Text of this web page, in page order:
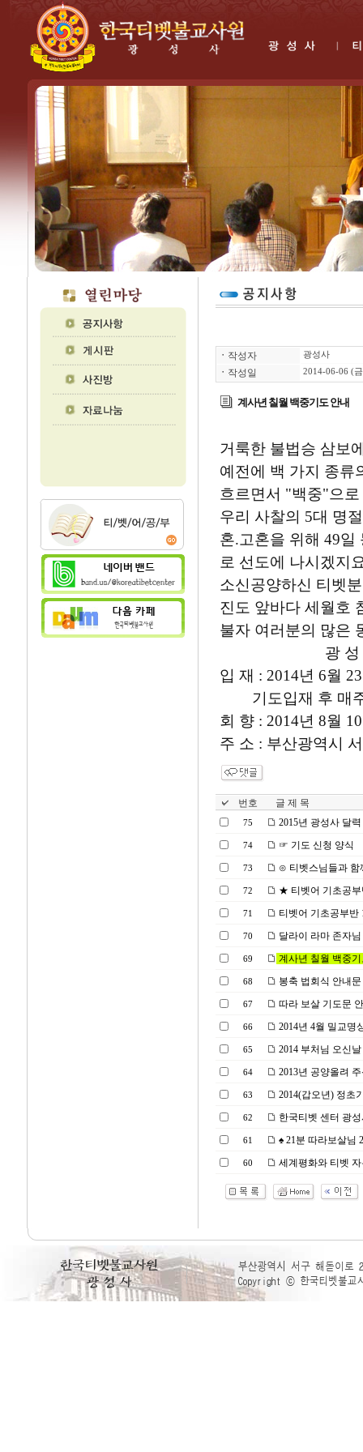
ㆍ 작성자 광성사
ㆍ 작성일 2014-06-06 (
계사년 칠월 백중기도 안내
거룩한 불법승 삼보
예전에 백 가지 종류
흐르면서 "백중"으
우리 사찰의 5대 명
혼.고혼을 위해 49
로 선도에 나시겠지
소신공양하신 티벳
진도 앞바다 세월호
불자 여러분의 많은
광 성 사
입 재 : 2014년 6월
기도입재 후 매주
회 향 : 2014년 8월
주 소 : 부산광역시
번호 글 제 목
75 2015년 광성사 달
74 ☞ 기도 신청 양식
73 ⊙ 티벳스님들과 함
72 ★ 티벳어 기초공부
71 티벳어 기초공부반
70 달라이 라마 존자
69 계사년 칠월 백중
68 봉축 법회식 안내문
67 따라 보살 기도문
66 2014년 4월 밀교명
65 2014 부처님 오신
64 2013년 공양올려
63 2014(갑오년) 정초
62 한국티벳 센터 광
61 ♠ 21분 따라보살님
60 세계평화와 티벳